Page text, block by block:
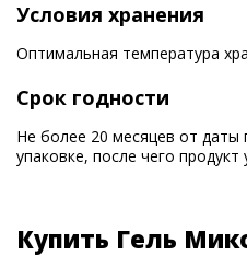
Условия хранения
Оптимальная температура
Срок годности
Не более 20 месяцев от даты
упаковке, после чего продукт
Купить Гель